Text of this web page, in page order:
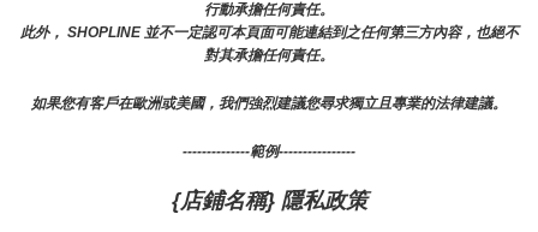
行動承擔任何責任。
此外， SHOPLINE 並不一定認可本頁面可能連結到之任何第三方內容，也絕不
對其承擔任何責任。
如果您有客戶在歐洲或美國，我們強烈建議您尋求獨立且專業的法律建議。
--------------範例----------------
{店鋪名稱} 隱私政策